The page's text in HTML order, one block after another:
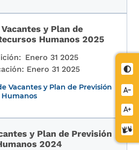
letra
letra
de
y Plan de
Humanos 2025
Enero 31 2025
Enero 31 2025
Vacantes y Plan de Previsión
Humanos
y Plan de Previsión
2024